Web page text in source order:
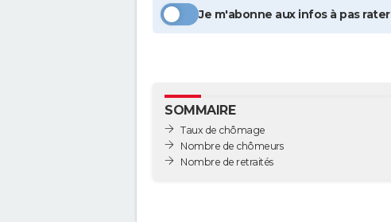
Je m'abonne aux infos à pas rater
SOMMAIRE
Taux de chômage
Nombre de chômeurs
Nombre de retraités